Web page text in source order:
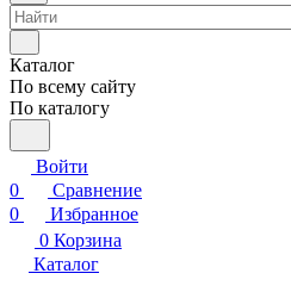
Каталог
По всему сайту
По каталогу
Войти
0
Сравнение
0
Избранное
0 Корзина
Каталог